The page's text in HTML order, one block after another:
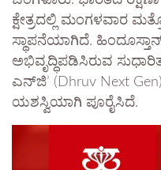
ಕ್ಷೇತ್ರದಲ್ಲಿ ಮಂಗಳವಾರ
ಸ್ಥಾಪನೆಯಾಗಿದೆ.
ಅಭಿವೃದ್ಧಿಪಡಿಸಿರುವ
ಎನ್‌ಜಿ’ (Dhruv Next
ಯಶಸ್ವಿಯಾಗಿ ಪೂರೈಸಿದೆ.